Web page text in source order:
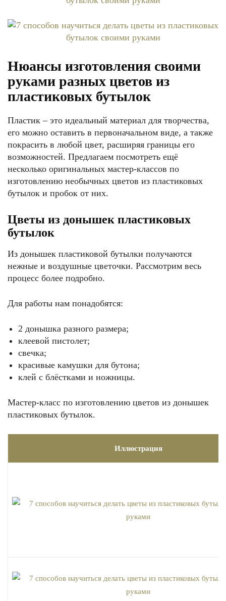
Нюансы изготовления своими
руками разных цветов из
пластиковых бутылок
Пластик – это идеальный материал для творчества,
его можно оставить в первоначальном виде, а также
покрасить в любой цвет, расширяя границы его
возможностей. Предлагаем посмотреть ещё
несколько оригинальных мастер-классов по
изготовлению необычных цветов из пластиковых
бутылок и пробок от них.
Цветы из донышек пластиковых
бутылок
Из донышек пластиковой бутылки получаются
нежные и воздушные цветочки. Рассмотрим весь
процесс более подробно.
Для работы нам понадобятся:
2 донышка разного размера;
клеевой пистолет;
свечка;
красивые камушки для бутона;
клей с блёстками и ножницы.
Мастер-класс по изготовлению цветов из донышек
пластиковых бутылок.
Иллюстрация